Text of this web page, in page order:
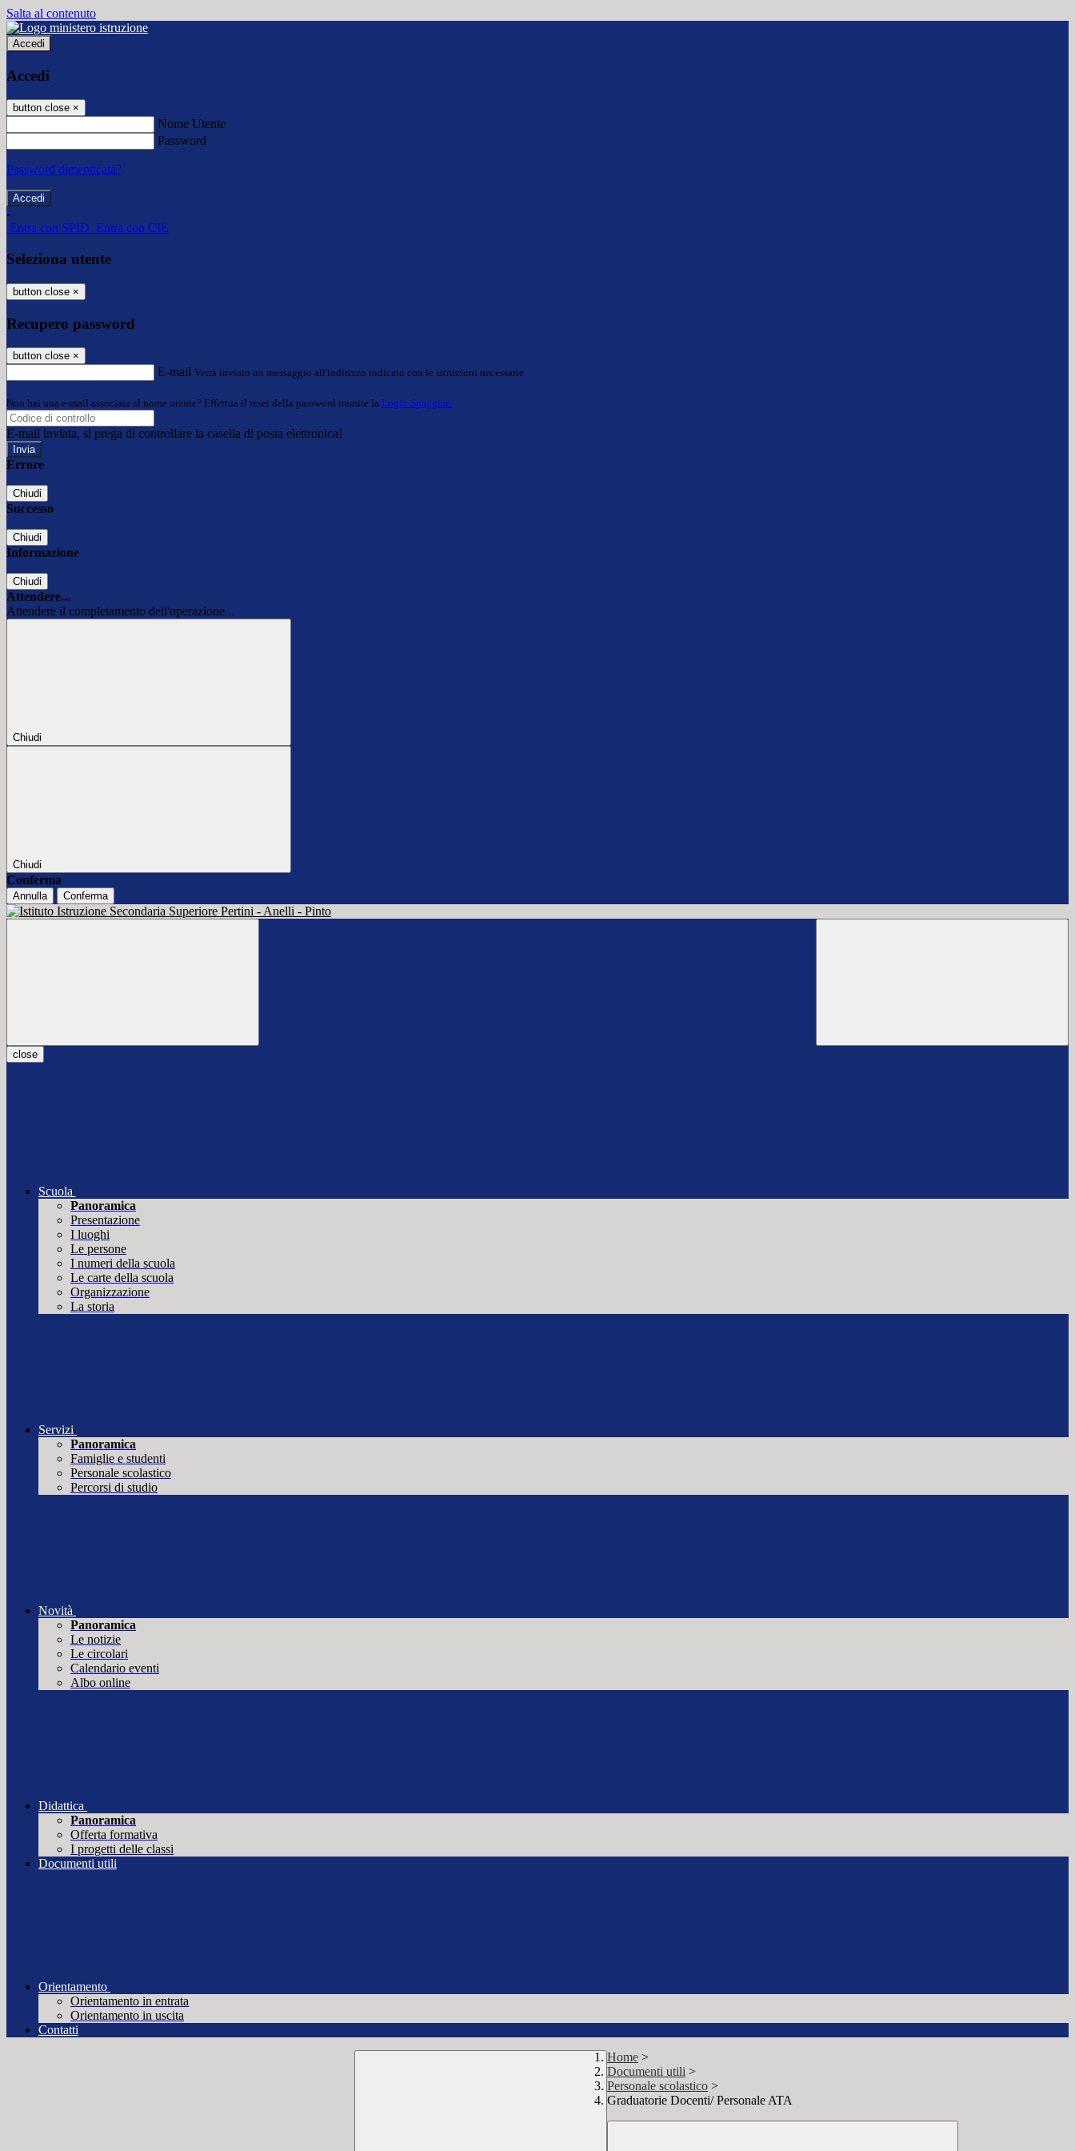
Salta al contenuto
Accedi
Accedi
button close ×
Nome Utente
Password
Password dimenticata?
-
Entra con SPID Entra con CIE
Seleziona utente
button close ×
Recupero password
button close ×
E-mail Verrà inviato un messaggio all'indirizzo indicato con le istruzioni necessarie.
Non hai una e-mail associata al nome utente? Effettua il reset della password tramite la Login Spaggiari
E-mail inviata, si prega di controllare la casella di posta elettronica!
Errore
Chiudi
Successo
Chiudi
Informazione
Chiudi
Attendere...
Attendere il completamento dell'operazione...
Chiudi
Chiudi
Conferma
Annulla Conferma
close
Scuola
Panoramica
Presentazione
I luoghi
Le persone
I numeri della scuola
Le carte della scuola
Organizzazione
La storia
Servizi
Panoramica
Famiglie e studenti
Personale scolastico
Percorsi di studio
Novità
Panoramica
Le notizie
Le circolari
Calendario eventi
Albo online
Didattica
Panoramica
Offerta formativa
I progetti delle classi
Documenti utili
Orientamento
Orientamento in entrata
Orientamento in uscita
Contatti
Home >
Documenti utili >
Personale scolastico >
Graduatorie Docenti/ Personale ATA